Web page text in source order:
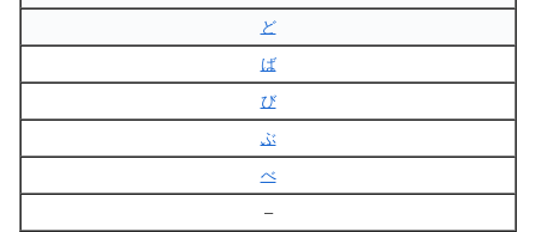
ど
ば
び
ぶ
べ
–